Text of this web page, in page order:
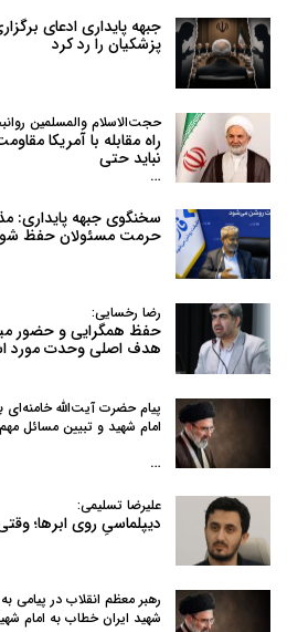
جبهه پایداری ادعای
پزشکیان را رد کرد
حجت‌الاسلام والمسلمین
راه مقابله با آمریکا
نباید حتی
…
سخنگوی جبهه پایداری:
حرمت مسئولان حفظ
رضا رخسایی:
حفظ همگرایی و حضور
هدف اصلی وحدت مورد
پیام حضرت آیت‌الله
امام شهید و تبیین مسائل
…
علیرضا تسلیمی:
دیپلماسیِ روی ابرها؛
رهبر معظم انقلاب در پیامی
شهید ایران خطاب به امام